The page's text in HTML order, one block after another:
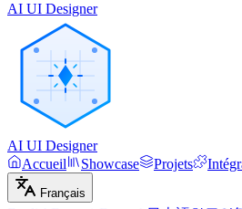
AI UI Designer
AI UI Designer
Accueil
Showcase Projets
Français